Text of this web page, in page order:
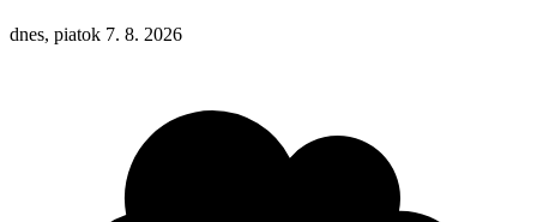
dnes, piatok 7. 8. 2026